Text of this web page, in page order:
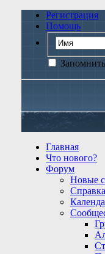
Регистрация
Помощь
Главная
Что нового?
Форум
Новые
Справка